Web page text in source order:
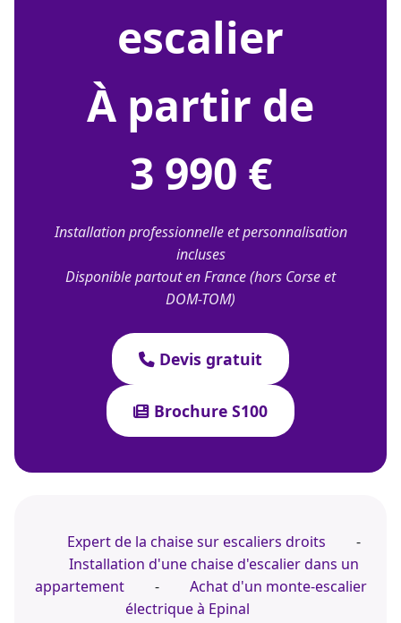
escalier
À partir de
3 990 €
Installation professionnelle et personnalisation
incluses
Disponible partout en France (hors Corse et
DOM-TOM)
Devis gratuit
Brochure S100
Expert de la chaise sur escaliers droits
-
Installation d'une chaise d'escalier dans un
appartement
-
Achat d'un monte-escalier
électrique à Epinal